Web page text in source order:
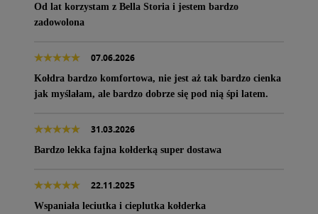
Od lat korzystam z Bella Storia i jestem bardzo
zadowolona
07.06.2026
Kołdra bardzo komfortowa, nie jest aż tak bardzo cienka
jak myślałam, ale bardzo dobrze się pod nią śpi latem.
31.03.2026
Bardzo lekka fajna kołderką super dostawa
22.11.2025
Wspaniała leciutka i cieplutka kołderka